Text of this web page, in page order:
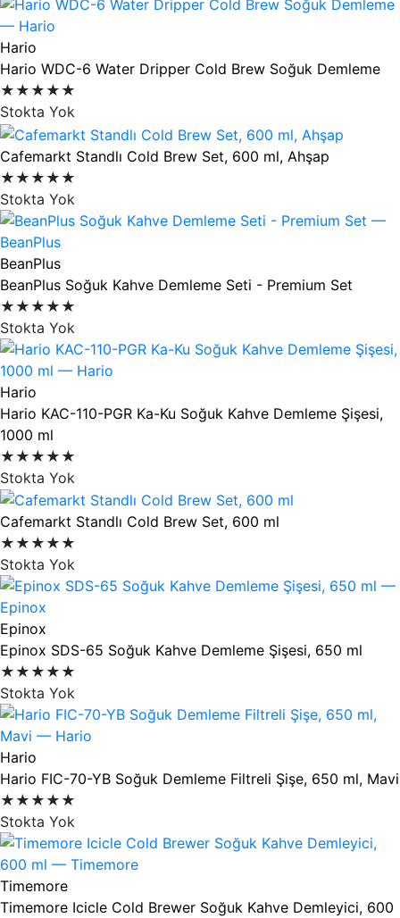
Hario
Hario WDC-6 Water Dripper Cold Brew Soğuk Demleme
★★★★★
Stokta Yok
Cafemarkt Standlı Cold Brew Set, 600 ml, Ahşap
★★★★★
Stokta Yok
BeanPlus
BeanPlus Soğuk Kahve Demleme Seti - Premium Set
★★★★★
Stokta Yok
Hario
Hario KAC-110-PGR Ka-Ku Soğuk Kahve Demleme Şişesi,
1000 ml
★★★★★
Stokta Yok
Cafemarkt Standlı Cold Brew Set, 600 ml
★★★★★
Stokta Yok
Epinox
Epinox SDS-65 Soğuk Kahve Demleme Şişesi, 650 ml
★★★★★
Stokta Yok
Hario
Hario FIC-70-YB Soğuk Demleme Filtreli Şişe, 650 ml, Mavi
★★★★★
Stokta Yok
Timemore
Timemore Icicle Cold Brewer Soğuk Kahve Demleyici, 600